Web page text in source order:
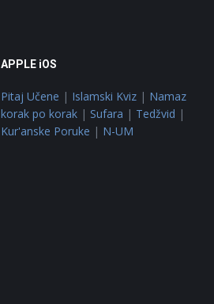
APPLE iOS
Pitaj Učene | Islamski Kviz | Namaz
korak po korak | Sufara | Tedžvid |
Kur'anske Poruke | N-UM